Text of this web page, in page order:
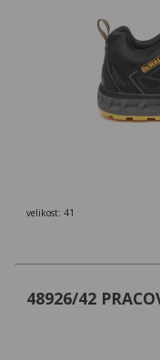
velikost: 41
48926/42